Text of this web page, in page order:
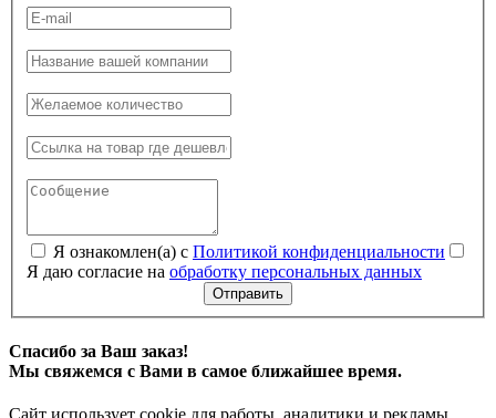
Я ознакомлен(а) с Политикой конфиденциальности
Я даю согласие на обработку персональных данных
Отправить
Спасибо за Ваш заказ!
Мы свяжемся с Вами в самое ближайшее время.